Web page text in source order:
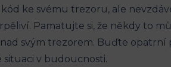
ke svému trezoru, ale
Pamatujte si, že někdy to
svým trezorem. Buďte
v budoucnosti.